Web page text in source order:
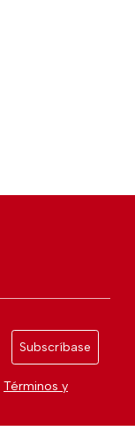
Subscríbase
Términos y